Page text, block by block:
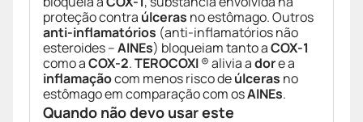
proteção contra úlceras no estômago. Outros
anti-inflamatórios (anti-inflamatórios não
esteroides –AINEs) bloqueiam tanto aCOX-1
como aCOX-2.TEROCOXI® alivia adore a
inflamaçãocom menos risco deúlceras no
estômago em comparação com osAINEs.
Quando não devo usar este